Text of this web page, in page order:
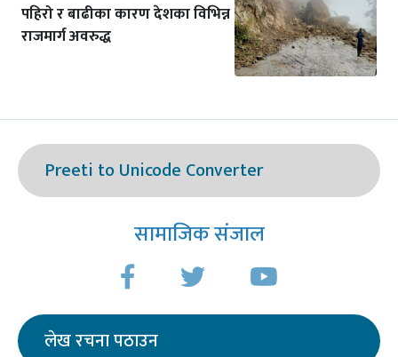
पहिरो र बाढीका कारण देशका विभिन्न
राजमार्ग अवरुद्ध
Preeti to Unicode Converter
सामाजिक संजाल
लेख रचना पठाउन